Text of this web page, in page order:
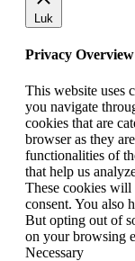
Luk
Privacy Overview
This website uses
you navigate
cookies that are
browser as they
functionalities of
that help us
These cookies
consent. You also
But opting out of
on your browsing
Necessary